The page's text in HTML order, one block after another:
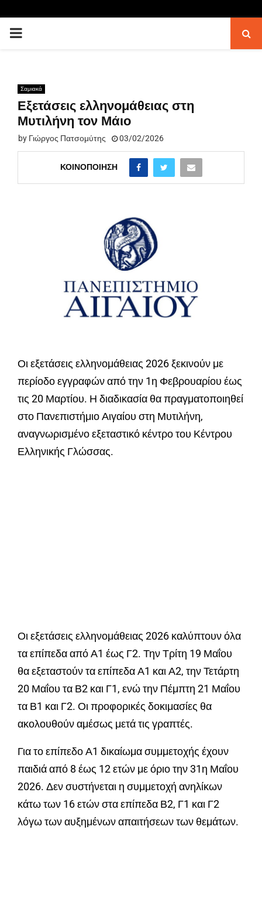
PRIMARY
Σαμιακά
Εξετάσεις ελληνομάθειας στη
Μυτιλήνη τον Μάιο
by Γιώργος Πατσομύτης 03/02/2026
ΚΟΙΝΟΠΟΊΗΣΗ
Οι εξετάσεις ελληνομάθειας 2026 ξεκινούν με
περίοδο εγγραφών από την 1η Φεβρουαρίου έως
τις 20 Μαρτίου. Η διαδικασία θα πραγματοποιηθεί
στο Πανεπιστήμιο Αιγαίου στη Μυτιλήνη,
αναγνωρισμένο εξεταστικό κέντρο του Κέντρου
Ελληνικής Γλώσσας.
Οι εξετάσεις ελληνομάθειας 2026 καλύπτουν όλα
τα επίπεδα από Α1 έως Γ2. Την Τρίτη 19 Μαΐου
θα εξεταστούν τα επίπεδα Α1 και Α2, την Τετάρτη
20 Μαΐου τα Β2 και Γ1, ενώ την Πέμπτη 21 Μαΐου
τα Β1 και Γ2. Οι προφορικές δοκιμασίες θα
ακολουθούν αμέσως μετά τις γραπτές.
Για το επίπεδο Α1 δικαίωμα συμμετοχής έχουν
παιδιά από 8 έως 12 ετών με όριο την 31η Μαΐου
2026. Δεν συστήνεται η συμμετοχή ανηλίκων
κάτω των 16 ετών στα επίπεδα Β2, Γ1 και Γ2
λόγω των αυξημένων απαιτήσεων των θεμάτων.